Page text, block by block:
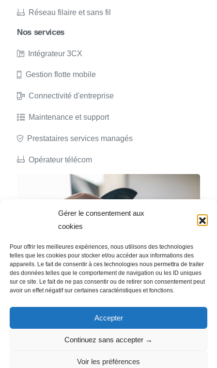
Gérer le consentement aux
cookies
Pour offrir les meilleures expériences, nous utilisons des technologies
telles que les cookies pour stocker et/ou accéder aux informations des
appareils. Le fait de consentir à ces technologies nous permettra de traiter
des données telles que le comportement de navigation ou les ID uniques
sur ce site. Le fait de ne pas consentir ou de retirer son consentement peut
avoir un effet négatif sur certaines caractéristiques et fonctions.
Accepter
Continuez sans accepter →
Voir les préférences
Réseau filaire et sans fil
Nos services
Intégrateur 3CX
Gestion flotte mobile
Connectivité d'entreprise
Maintenance et support
Prestataires services managés
Opérateur télécom
Contactez-nous
© 2025 TFC Rhône-Alpes | Mentions légales